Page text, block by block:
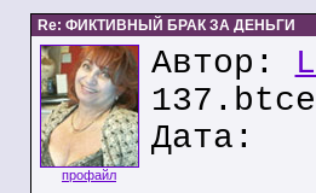
Re: ФИКТИВНЫЙ БРАК ЗА ДЕНЬГИ
профайл
Автор:
Дата: